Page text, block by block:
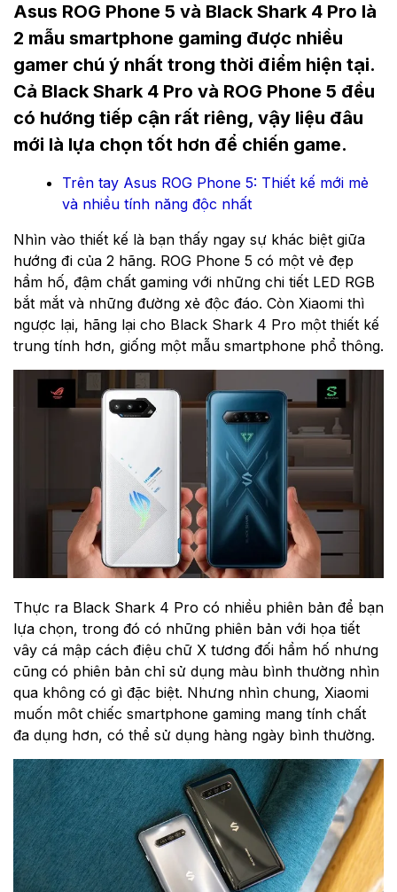
Asus ROG Phone 5 và Black Shark 4 Pro là
2 mẫu smartphone gaming được nhiều
gamer chú ý nhất trong thời điểm hiện tại.
Cả Black Shark 4 Pro và ROG Phone 5 đều
có hướng tiếp cận rất riêng, vậy liệu đâu
mới là lựa chọn tốt hơn để chiến game.
Trên tay Asus ROG Phone 5: Thiết kế mới mẻ
và nhiều tính năng độc nhất
Nhìn vào thiết kế là bạn thấy ngay sự khác biệt giữa
hướng đi của 2 hãng. ROG Phone 5 có một vẻ đẹp
hầm hố, đậm chất gaming với những chi tiết LED RGB
bắt mắt và những đường xẻ độc đáo. Còn Xiaomi thì
ngược lại, hãng lại cho Black Shark 4 Pro một thiết kế
trung tính hơn, giống một mẫu smartphone phổ thông.
Thực ra Black Shark 4 Pro có nhiều phiên bản để bạn
lựa chọn, trong đó có những phiên bản với họa tiết
vây cá mập cách điệu chữ X tương đối hầm hố nhưng
cũng có phiên bản chỉ sử dụng màu bình thường nhìn
qua không có gì đặc biệt. Nhưng nhìn chung, Xiaomi
muốn môt chiếc smartphone gaming mang tính chất
đa dụng hơn, có thể sử dụng hàng ngày bình thường.